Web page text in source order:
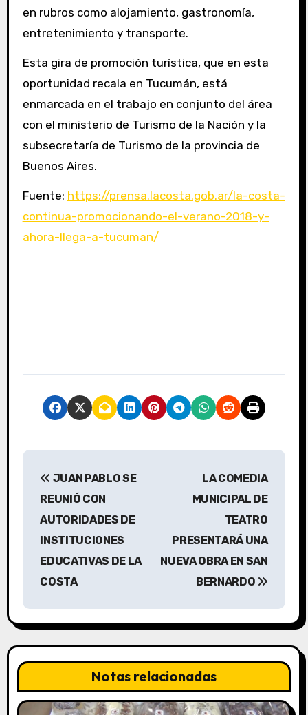
en rubros como alojamiento, gastronomía,
entretenimiento y transporte.
Esta gira de promoción turística, que en esta
oportunidad recala en Tucumán, está
enmarcada en el trabajo en conjunto del área
con el ministerio de Turismo de la Nación y la
subsecretaría de Turismo de la provincia de
Buenos Aires.
Fuente: https://prensa.lacosta.gob.ar/la-costa-
continua-promocionando-el-verano-2018-y-
ahora-llega-a-tucuman/
N
a
c
i
ó
JUAN PABLO SE
REUNIÓ CON
AUTORIDADES DE
INSTITUCIONES
EDUCATIVAS DE LA
COSTA
LA COMEDIA
MUNICIPAL DE
TEATRO
PRESENTARÁ UNA
NUEVA OBRA EN SAN
BERNARDO
Notas relacionadas